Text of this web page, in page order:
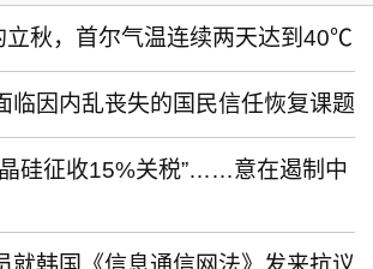
立秋，首尔气温连续两天达到40℃
临因内乱丧失的国民信任恢复课题
硅征收15%关税”……意在遏制中